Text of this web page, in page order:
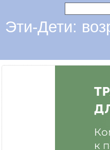
Эти-Дети: